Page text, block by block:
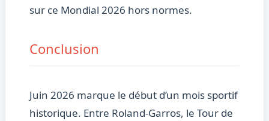
sur ce Mondial 2026 hors normes.
Conclusion
Juin 2026 marque le début d’un mois sportif
historique. Entre Roland-Garros, le Tour de